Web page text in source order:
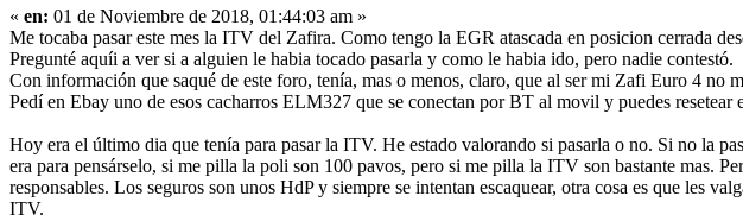
« en: 01 de Noviembre de 2018, 01:44:03 am »
Me tocaba pasar este mes la ITV del Zafira. Como tengo la EGR atascada en posicion cerrada
Pregunté aquíi a ver si a alguien le habia tocado pasarla y como le habia ido, pero nadie contestó.
Con información que saqué de este foro, tenía, mas o menos, claro, que al ser mi Zafi Euro 4
Pedí en Ebay uno de esos cacharros ELM327 que se conectan por BT al movil y puedes
Hoy era el último dia que tenía para pasar la ITV. He estado valorando si pasarla o no. Si no la
era para pensárselo, si me pilla la poli son 100 pavos, pero si me pilla la ITV son bastante mas.
responsables. Los seguros son unos HdP y siempre se intentan escaquear, otra cosa es que les
ITV.